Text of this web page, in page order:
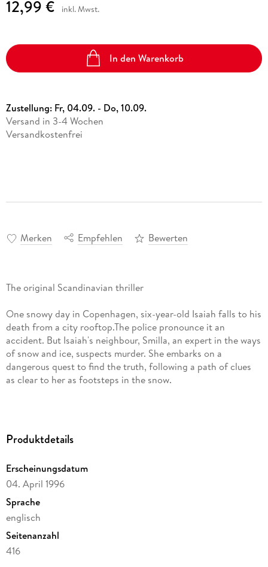
12,99 € inkl. Mwst.
In den Warenkorb
Zustellung: Fr, 04.09. - Do, 10.09.
Versand in 3-4 Wochen
Versandkostenfrei
Merken Empfehlen Bewerten
The original Scandinavian thriller
One snowy day in Copenhagen, six-year-old Isaiah falls to his
death from a city rooftop.The police pronounce it an
accident. But Isaiah's neighbour, Smilla, an expert in the ways
of snow and ice, suspects murder. She embarks on a
dangerous quest to find the truth, following a path of clues
as clear to her as footsteps in the snow.
Produktdetails
Erscheinungsdatum
04. April 1996
Sprache
englisch
Seitenanzahl
416